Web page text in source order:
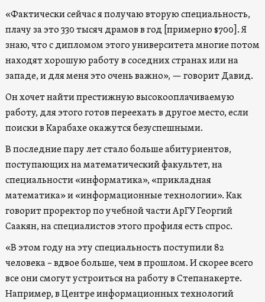
«Фактически сейчас я получаю вторую специальность,
плачу за это 330 тысяч драмов в год [примерно $700]. Я
знаю, что с дипломом этого университета многие потом
находят хорошую работу в соседних странах или на
западе, и для меня это очень важно», — говорит Давид.
Он хочет найти престижную высокооплачиваемую
работу, для этого готов переехать в другое место, если
поиски в Карабахе окажутся безуспешными.
В последние пару лет стало больше абитуриентов,
поступающих на математический факультет, на
специальности «информатика», «прикладная
математика» и «информационные технологии». Как
говорит проректор по учебной части АрГУ Георгий
Саакян, на специалистов этого профиля есть спрос.
«В этом году на эту специальность поступили 82
человека – вдвое больше, чем в прошлом. И скорее всего
все они смогут устроиться на работу в Степанакерте.
Например, в Центре информационных технологий